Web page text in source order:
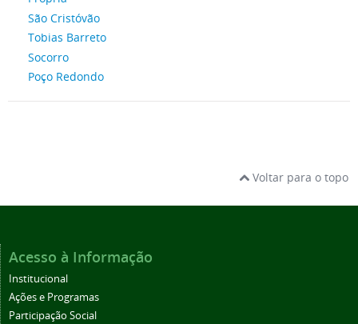
São Cristóvão
Tobias Barreto
Socorro
Poço Redondo
Voltar para o topo
Acesso à Informação
Institucional
Ações e Programas
Participação Social